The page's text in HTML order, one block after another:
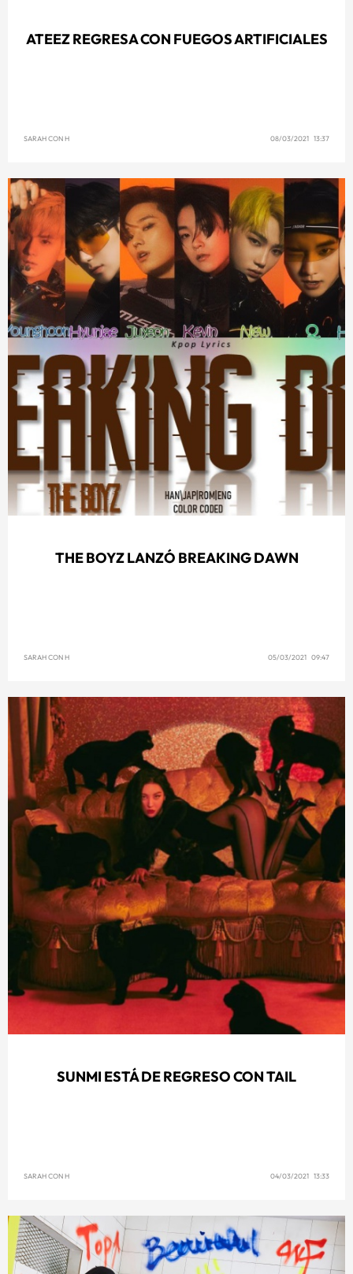
ATEEZ REGRESA CON FUEGOS ARTIFICIALES
SARAH CON H 08/03/2021 13:37
THE BOYZ LANZÓ BREAKING DAWN
SARAH CON H 05/03/2021 09:47
SUNMI ESTÁ DE REGRESO CON TAIL
SARAH CON H 04/03/2021 13:33